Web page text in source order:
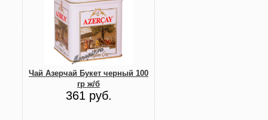
Чай Азерчай Букет черный 100
гр ж/б
361 руб.